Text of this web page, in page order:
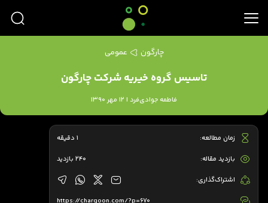
چارگون عمومی
تاسیس گروه خیریه شرکت چارگون
فاطمه جوادی‌فرد | 12 مهر 1390
زمان مطالعه: 1 دقیقه
بازدید مقاله: 240 بازدید
اشتراک‌گذاری:
https://chargoon.com/?p=670